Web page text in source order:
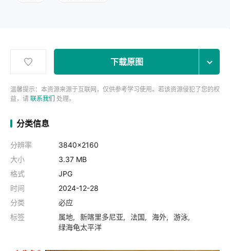
下载原图
温馨提示：本资源来源于互联网，仅供参考学习使用。若该资源侵犯了您的权
益，请 联系我们 处理。
分类信息
分辨率
3840x2160
大小
3.37 MB
格式
JPG
时间
2024-12-28
分类
必应
标签
属地 新喀里多尼亚 法国 海外
游泳
绿海龟太平洋